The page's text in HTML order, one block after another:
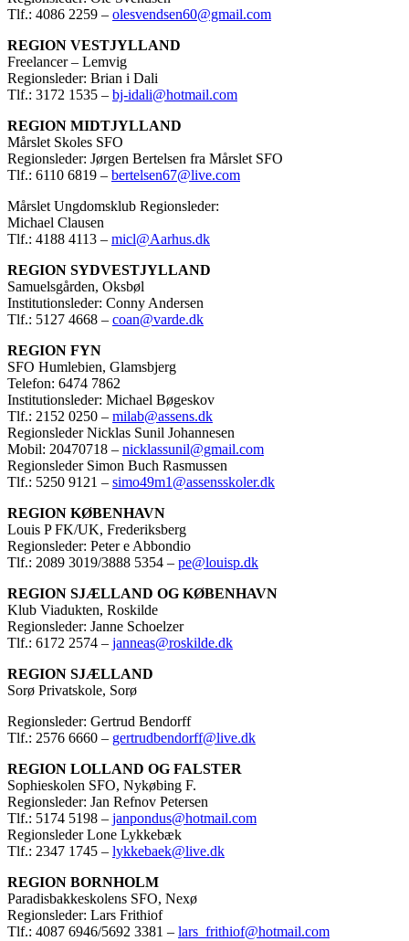
Tlf.: 4086 2259 – olesvendsen60@gmail.com
REGION VESTJYLLAND
Freelancer – Lemvig
Regionsleder: Brian i Dali
Tlf.: 3172 1535 – bj-idali@hotmail.com
REGION MIDTJYLLAND
Mårslet Skoles SFO
Regionsleder: Jørgen Bertelsen fra Mårslet SFO
Tlf.: 6110 6819 – bertelsen67@live.com
Mårslet Ungdomsklub Regionsleder:
Michael Clausen
Tlf.: 4188 4113 – micl@Aarhus.dk
REGION SYDVESTJYLLAND
Samuelsgården, Oksbøl
Institutionsleder: Conny Andersen
Tlf.: 5127 4668 – coan@varde.dk
REGION FYN
SFO Humlebien, Glamsbjerg
Telefon: 6474 7862
Institutionsleder: Michael Bøgeskov
Tlf.: 2152 0250 – milab@assens.dk
Regionsleder Nicklas Sunil Johannesen
Mobil: 20470718 – nicklassunil@gmail.com
Regionsleder Simon Buch Rasmussen
Tlf.: 5250 9121 – simo49m1@assensskoler.dk
REGION KØBENHAVN
Louis P FK/UK, Frederiksberg
Regionsleder: Peter e Abbondio
Tlf.: 2089 3019/3888 5354 – pe@louisp.dk
REGION SJÆLLAND OG KØBENHAVN
Klub Viadukten, Roskilde
Regionsleder: Janne Schoelzer
Tlf.: 6172 2574 – janneas@roskilde.dk
REGION SJÆLLAND
Sorø Privatskole, Sorø
Regionsleder: Gertrud Bendorff
Tlf.: 2576 6660 – gertrudbendorff@live.dk
REGION LOLLAND OG FALSTER
Sophieskolen SFO, Nykøbing F.
Regionsleder: Jan Refnov Petersen
Tlf.: 5174 5198 – janpondus@hotmail.com
Regionsleder Lone Lykkebæk
Tlf.: 2347 1745 – lykkebaek@live.dk
REGION BORNHOLM
Paradisbakkeskolens SFO, Nexø
Regionsleder: Lars Frithiof
Tlf.: 4087 6946/5692 3381 – lars_frithiof@hotmail.com